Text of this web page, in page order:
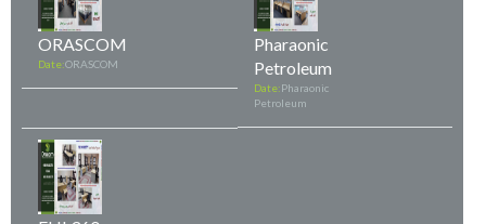
ORASCOM
Date:ORASCOM
Pharaonic
Petroleum
Date:Pharaonic
Petroleum